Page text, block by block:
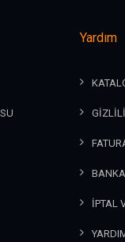
Yardım
İPTAL